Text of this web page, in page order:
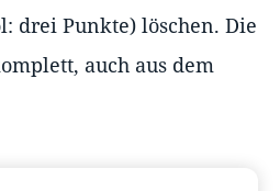
drei Punkte) löschen. Die
auch aus dem